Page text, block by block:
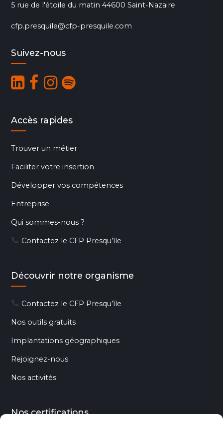
5 rue de l'étoile du matin 44600 Saint-Nazaire
cfp.presquile@cfp-presquile.com
Suivez-nous
Accès rapides
Trouver un métier
Faciliter votre insertion
Développer vos compétences
Entreprise
Qui sommes-nous ?
Contactez le CFP Presqu’île
Découvrir notre organisme
Contactez le CFP Presqu’île
Nos outils gratuits
Implantations géographiques
Rejoignez-nous
Nos activités
Nos certifications